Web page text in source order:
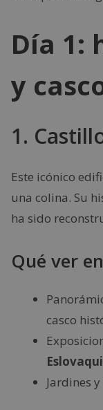
Día 1:
y
1.
Este icónico
una colina. Su
ha sido
Qué ver
casco
Jardines